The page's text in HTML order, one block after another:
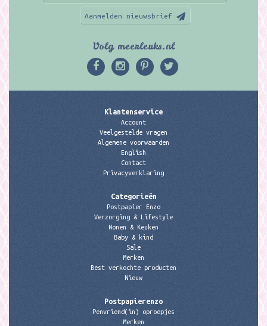
Aanmelden nieuwsbrief
Volg meerleuks.nl
Klantenservice
Account
Veelgestelde vragen
Algemene voorwaarden
English
Contact
Privacyverklaring
Categorieën
Postpapier Enzo
Verzorging & Lifestyle
Wonen & Keuken
Baby & kind
Sale
Merken
Best verkochte producten
Nieuw
Postpapierenzo
Penvriend(in) oproepjes
Merken